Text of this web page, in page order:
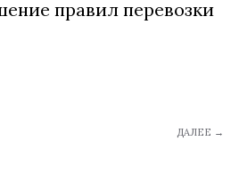
правил перевозки
ДАЛЕЕ →